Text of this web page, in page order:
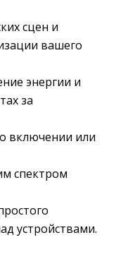
сцен и
вашего
энергии и
за
включении или
спектром
устройствами.